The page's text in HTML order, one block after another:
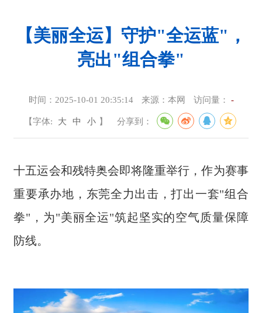
【美丽全运】守护"全运蓝"，
亮出"组合拳"
时间： 2025-10-01 20:35:14 来源： 本网 访问量： -
【字体: 大 中 小 】 分享到：
十五运会和残特奥会即将隆重举行，作为赛事
重要承办地，东莞全力出击，打出一套"组合
拳"，为"美丽全运"筑起坚实的空气质量保障
防线。